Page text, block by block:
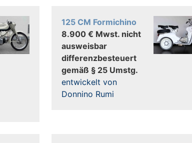
125 CM Formichino
8.900 € Mwst. nicht
ausweisbar
differenzbesteuert
gemäß § 25 Umstg.
entwickelt von
Donnino Rumi